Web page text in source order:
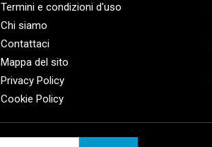
Termini e condizioni d'uso
Chi siamo
Contattaci
Mappa del sito
Privacy Policy
Cookie Policy